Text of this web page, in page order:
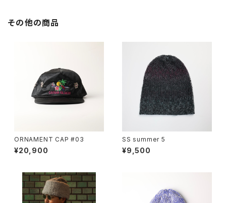
その他の商品
ORNAMENT CAP #03
¥20,900
SS summer 5
¥9,500